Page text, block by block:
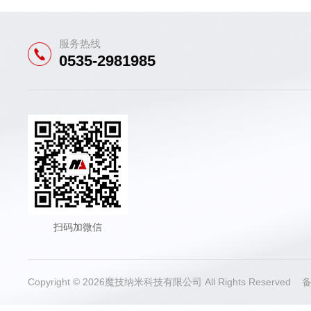
服务热线
0535-2981985
扫码加微信
Copyright © 2026魔技纳米科技有限公司 All Rights Reserved